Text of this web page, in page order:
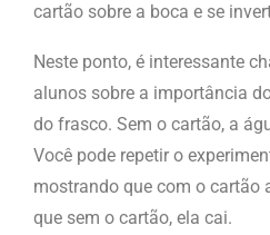
cartão sobre a boca e se
Neste ponto, é interessante
alunos sobre a importância
do frasco. Sem o cartão, a
Você pode repetir o
mostrando que com o cartão
que sem o cartão, ela cai.